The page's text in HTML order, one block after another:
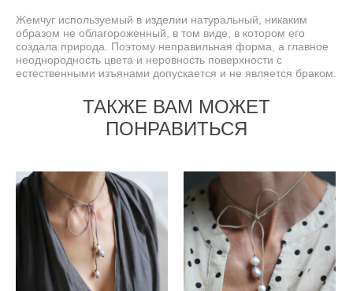
Жемчуг используемый в изделии натуральный, никаким
образом не облагороженный, в том виде, в котором его
создала природа. Поэтому неправильная форма, а главное
неоднородность цвета и неровность поверхности с
естественными изъянами допускается и не является браком.
ТАКЖЕ ВАМ МОЖЕТ
ПОНРАВИТЬСЯ